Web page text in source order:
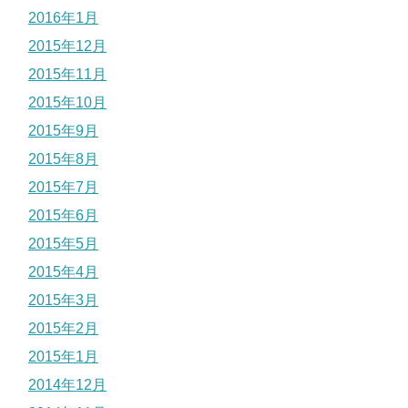
2016年1月
2015年12月
2015年11月
2015年10月
2015年9月
2015年8月
2015年7月
2015年6月
2015年5月
2015年4月
2015年3月
2015年2月
2015年1月
2014年12月